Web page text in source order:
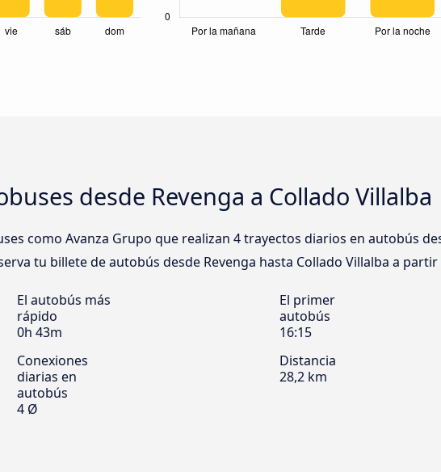
desde Revenga a Collado Villalba
como Avanza Grupo que realizan 4 trayectos diarios en autobús
tu billete de autobús desde Revenga hasta Collado Villalba a partir
El autobús más
rápido
0h 43m
El primer
autobús
16:15
Conexiones
diarias en
autobús
4 Ø
Distancia
28,2 km